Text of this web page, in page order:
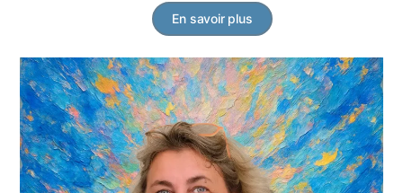
En savoir plus